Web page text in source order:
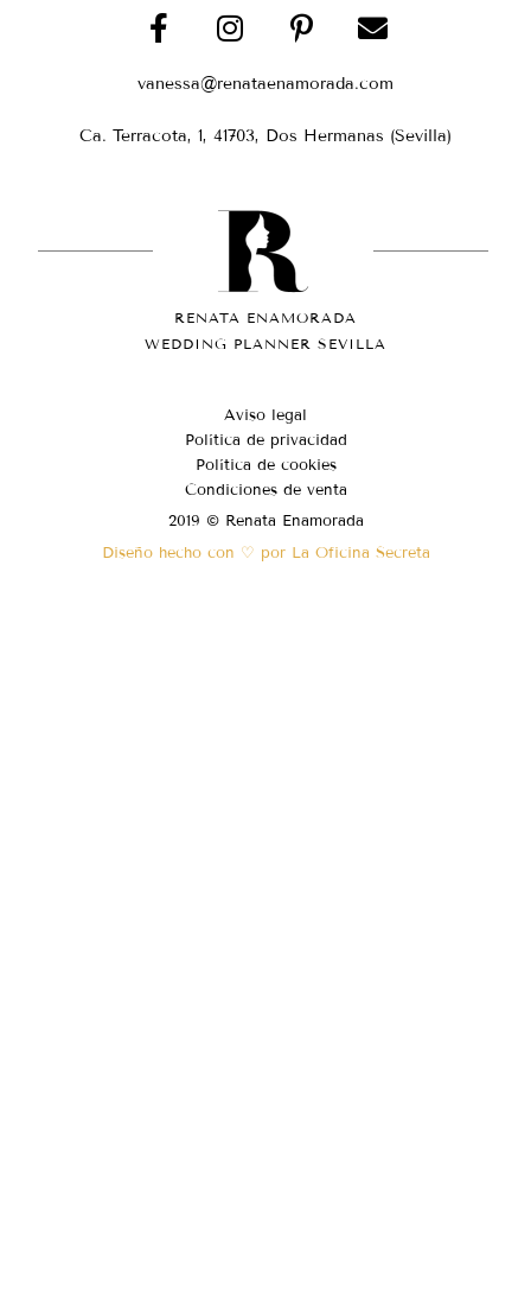
vanessa@renataenamorada.com
Ca. Terracota, 1, 41703, Dos Hermanas (Sevilla)
RENATA ENAMORADA
WEDDING PLANNER SEVILLA
Aviso legal
Política de privacidad
Política de cookies
Condiciones de venta
2019 © Renata Enamorada
Diseño hecho con ♡ por La Oficina Secreta